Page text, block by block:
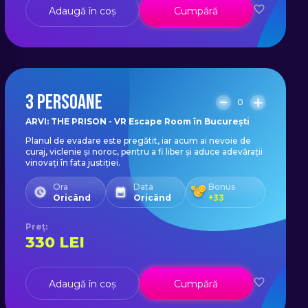
Adaugă în coș Cumpără
3 PERSOANE
0
ARVI: THE PRISON - VR Escape Room în București
Planul de evadare este pregătit, iar acum ai nevoie de
curaj, viclenie și noroc, pentru a fi liber și aduce adevărații
vinovați în fata justiției.
Ora
Oricând
Data
Oricând
Bonus
+33
Preț:
330 LEI
Adaugă în coș Cumpără